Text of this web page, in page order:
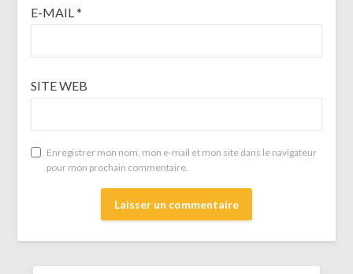
E-MAIL*
SITE WEB
Enregistrer mon nom, mon e-mail et mon site dans le navigateur
pour mon prochain commentaire.